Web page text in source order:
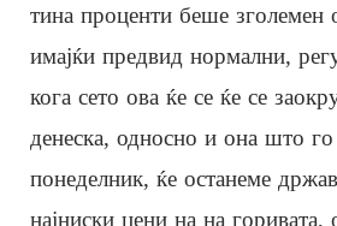
тина проценти беше зголемен
имајќи предвид нормални,
кога сето ова ќе се ќе се
денеска, односно и она што
понеделник, ќе останеме
најниски цени на на горивата,